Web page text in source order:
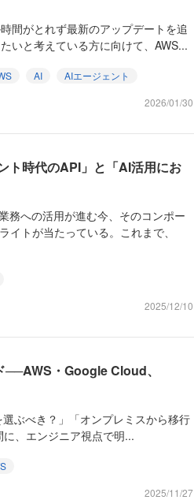
間がとれず最新のアップデートを追
いと考えている方に向けて、AWS...
AI
AIエージェント
2026/01/30
ト時代のAPI」と「AI活用にお
務への活用が進む今、そのコンポー
トが当たっている。これまで、
2025/12/10
──AWS・Google Cloud、
ぶべき？」「オンプレミスから移行
、エンジニア視点で明...
2025/11/27